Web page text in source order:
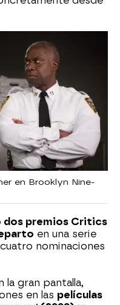
en Brooklyn Nine-
dos premios Critics
en una serie
nominaciones
la gran pantalla,
en las películas